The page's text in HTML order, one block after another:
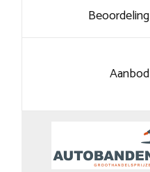
Beoordeling
Aanbod